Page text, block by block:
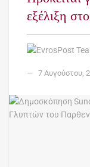
εξέλιξη
7 Αυγούστου,